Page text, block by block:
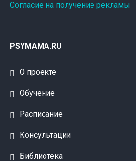
Согласие на получение рекламы
PSYMAMA.RU
О проекте
Обучение
Расписание
Консультации
Библиотека